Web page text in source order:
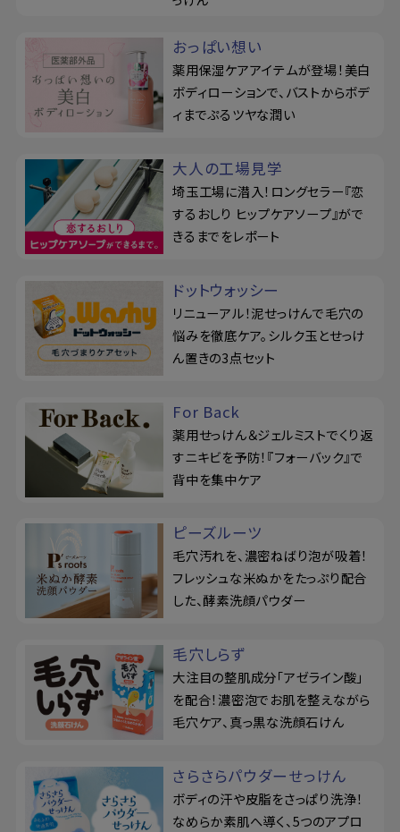
おっぱい想い
薬用保湿ケアアイテムが登場！美白
ボディローションで、バストからボデ
ィまでぷるツヤな潤い
大人の工場見学
埼玉工場に潜入！ロングセラー『恋
するおしり ヒップケアソープ』がで
きるまでをレポート
ドットウォッシー
リニューアル！泥せっけんで毛穴の
悩みを徹底ケア。シルク玉とせっけ
ん置きの3点セット
For Back
薬用せっけん＆ジェルミストでくり返
すニキビを予防！『フォーバック』で
背中を集中ケア
ピーズルーツ
毛穴汚れを、濃密ねばり泡が吸着！
フレッシュな米ぬかをたっぷり配合
した、酵素洗顔パウダー
毛穴しらず
大注目の整肌成分「アゼライン酸」
を配合！濃密泡でお肌を整えながら
毛穴ケア、真っ黒な洗顔石けん
さらさらパウダーせっけん
ボディの汗や皮脂をさっぱり洗浄！
なめらか素肌へ導く、5つのアプロ